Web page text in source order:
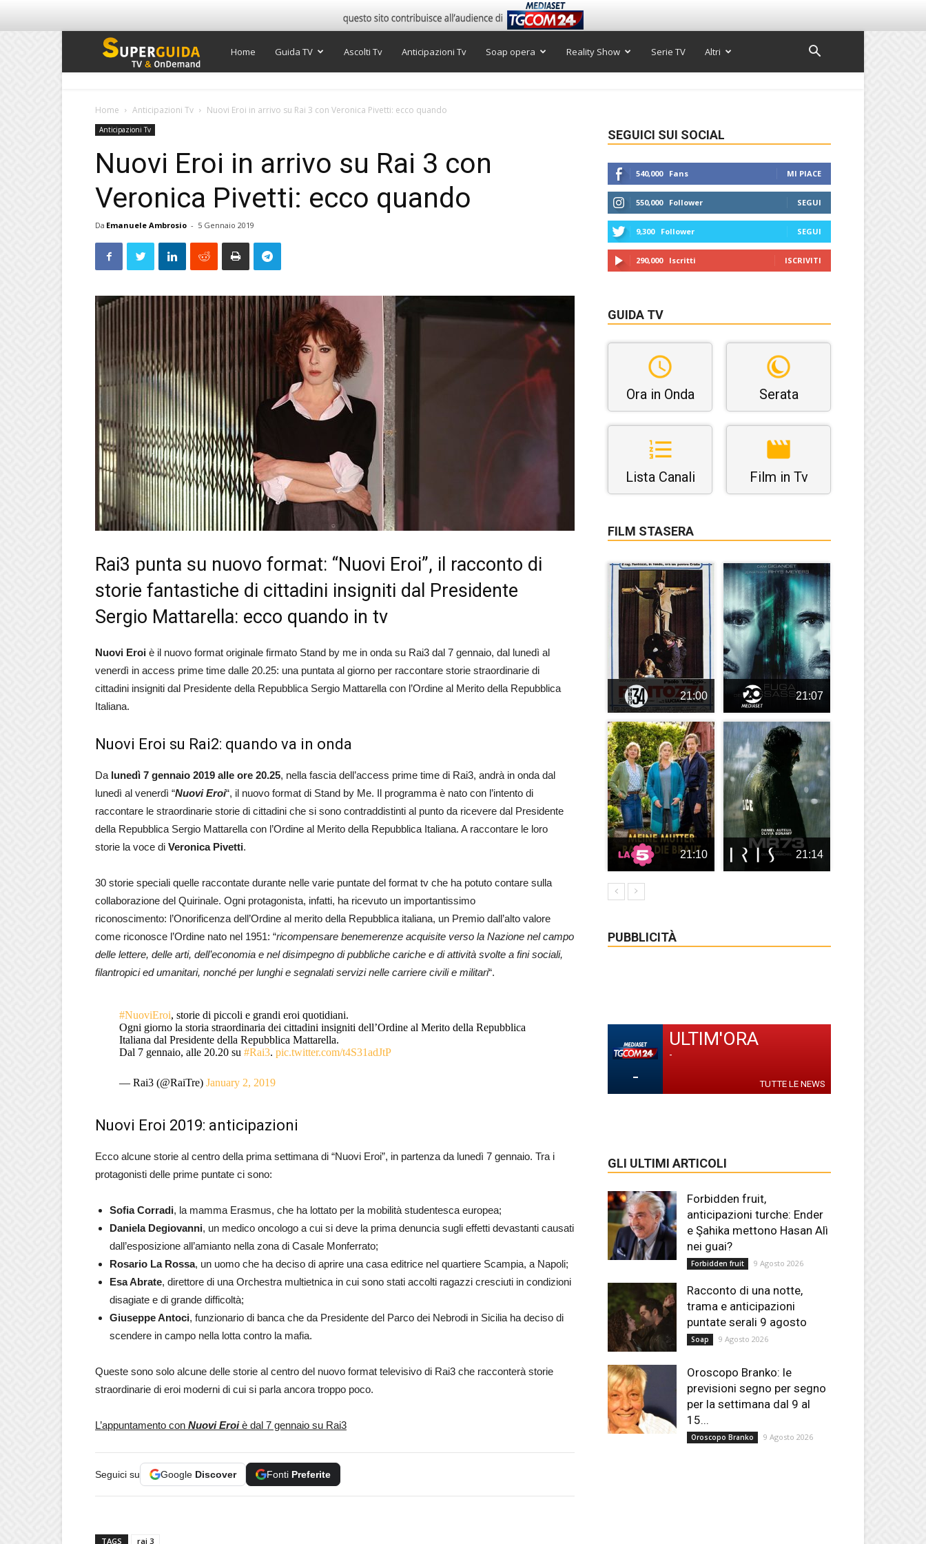
Super
Home Guida TV Ascolti Tv Anticipazioni Tv Soap opera Reality Show Serie TV Altri
Home Anticipazioni Tv Nuovi Eroi in arrivo su Rai 3 con Veronica Pivetti: ecco quando
Anticipazioni Tv
Nuovi Eroi in arrivo su Rai 3 con
Veronica Pivetti: ecco quando
Da Emanuele Ambrosio - 5 Gennaio 2019
Rai3 punta su nuovo format: “Nuovi Eroi”, il racconto di
storie fantastiche di cittadini insigniti dal Presidente
Sergio Mattarella: ecco quando in tv
Nuovi Eroi è il nuovo format originale firmato Stand by me in onda su Rai3 dal 7 gennaio, dal lunedì al
venerdì in access prime time dalle 20.25: una puntata al giorno per raccontare storie straordinarie di
cittadini insigniti dal Presidente della Repubblica Sergio Mattarella con l’Ordine al Merito della Repubblica
Italiana.
Nuovi Eroi su Rai2: quando va in onda
Da lunedì 7 gennaio 2019 alle ore 20.25, nella fascia dell’access prime time di Rai3, andrà in onda dal
lunedì al venerdì “Nuovi Eroi“, il nuovo format di Stand by Me. Il programma è nato con l’intento di
raccontare le straordinarie storie di cittadini che si sono contraddistinti al punto da ricevere dal Presidente
della Repubblica Sergio Mattarella con l’Ordine al Merito della Repubblica Italiana. A raccontare le loro
storie la voce di Veronica Pivetti.
30 storie speciali quelle raccontate durante nelle varie puntate del format tv che ha potuto contare sulla
collaborazione del Quirinale. Ogni protagonista, infatti, ha ricevuto un importantissimo
riconoscimento: l’Onorificenza dell’Ordine al merito della Repubblica italiana, un Premio dall’alto valore
come riconosce l’Ordine nato nel 1951: “ricompensare benemerenze acquisite verso la Nazione nel campo
delle lettere, delle arti, dell’economia e nel disimpegno di pubbliche cariche e di attività svolte a fini sociali,
filantropici ed umanitari, nonché per lunghi e segnalati servizi nelle carriere civili e militari“.
#NuoviEroi, storie di piccoli e grandi eroi quotidiani.
Ogni giorno la storia straordinaria dei cittadini insigniti dell’Ordine al Merito della Repubblica
Italiana dal Presidente della Repubblica Mattarella.
Dal 7 gennaio, alle 20.20 su #Rai3. pic.twitter.com/t4S31adJtP
— Rai3 (@RaiTre) January 2, 2019
Nuovi Eroi 2019: anticipazioni
Ecco alcune storie al centro della prima settimana di “Nuovi Eroi”, in partenza da lunedì 7 gennaio. Tra i
protagonisti delle prime puntate ci sono:
Sofia Corradi, la mamma Erasmus, che ha lottato per la mobilità studentesca europea;
Daniela Degiovanni, un medico oncologo a cui si deve la prima denuncia sugli effetti devastanti causati
dall’esposizione all’amianto nella zona di Casale Monferrato;
Rosario La Rossa, un uomo che ha deciso di aprire una casa editrice nel quartiere Scampia, a Napoli;
Esa Abrate, direttore di una Orchestra multietnica in cui sono stati accolti ragazzi cresciuti in condizioni
disagiate e di grande difficoltà;
Giuseppe Antoci, funzionario di banca che da Presidente del Parco dei Nebrodi in Sicilia ha deciso di
scendere in campo nella lotta contro la mafia.
Queste sono solo alcune delle storie al centro del nuovo format televisivo di Rai3 che racconterà storie
straordinarie di eroi moderni di cui si parla ancora troppo poco.
L’appuntamento con Nuovi Eroiè dal 7 gennaio su Rai3
Seguici su Google Discover Fonti Preferite
TAGS rai 3
SEGUICI SUI SOCIAL
540,000 Fans MI PIACE
550,000 Follower SEGUI
9,300 Follower SEGUI
290,000 Iscritti ISCRIVITI
GUIDA TV
Ora in Onda Serata
Lista Canali Film in Tv
FILM STASERA
21:00 21:07
21:10 21:14
PUBBLICITÀ
-
ULTIM'ORA
-
TUTTE LE NEWS
GLI ULTIMI ARTICOLI
Forbidden fruit,
anticipazioni turche: Ender
e Şahika mettono Hasan Alì
nei guai?
Forbidden fruit 9 Agosto 2026
Racconto di una notte,
trama e anticipazioni
puntate serali 9 agosto
Soap 9 Agosto 2026
Oroscopo Branko: le
previsioni segno per segno
per la settimana dal 9 al
15...
Oroscopo Branko 9 Agosto 2026